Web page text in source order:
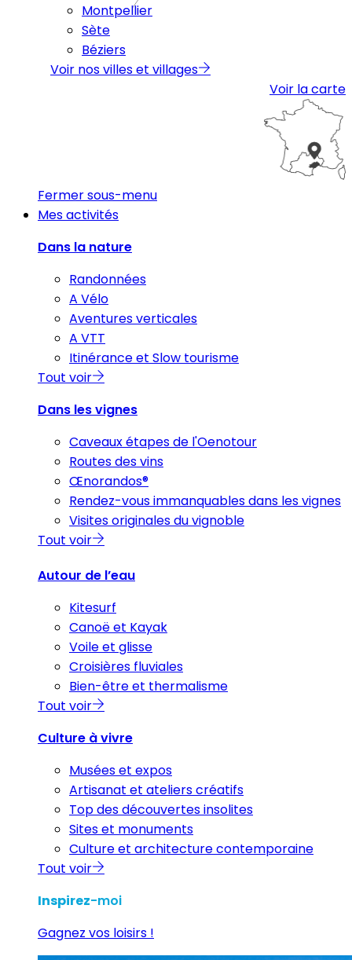
Montpellier
Sète
Béziers
Voir nos villes et villages
Voir la carte
Fermer sous-menu
Mes activités
Dans la nature
Randonnées
A Vélo
Aventures verticales
A VTT
Itinérance et Slow tourisme
Tout voir
Dans les vignes
Caveaux étapes de l'Oenotour
Routes des vins
Œnorandos®
Rendez-vous immanquables dans les vignes
Visites originales du vignoble
Tout voir
Autour de l’eau
Kitesurf
Canoë et Kayak
Voile et glisse
Croisières fluviales
Bien-être et thermalisme
Tout voir
Culture à vivre
Musées et expos
Artisanat et ateliers créatifs
Top des découvertes insolites
Sites et monuments
Culture et architecture contemporaine
Tout voir
Inspirez-moi
Gagnez vos loisirs !